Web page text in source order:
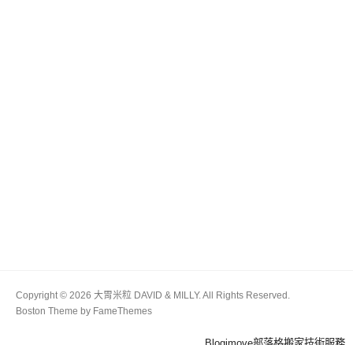
Copyright © 2026 大胃米粒 DAVID & MILLY. All Rights Reserved.
Boston Theme by FameThemes